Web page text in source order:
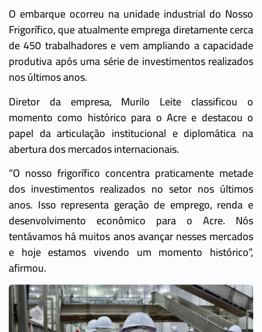
O embarque ocorreu na unidade industrial do Nosso
Frigorífico, que atualmente emprega diretamente cerca
de 450 trabalhadores e vem ampliando a capacidade
produtiva após uma série de investimentos realizados
nos últimos anos.
Diretor da empresa, Murilo Leite classificou o
momento como histórico para o Acre e destacou o
papel da articulação institucional e diplomática na
abertura dos mercados internacionais.
“O nosso frigorífico concentra praticamente metade
dos investimentos realizados no setor nos últimos
anos. Isso representa geração de emprego, renda e
desenvolvimento econômico para o Acre. Nós
tentávamos há muitos anos avançar nesses mercados
e hoje estamos vivendo um momento histórico”,
afirmou.